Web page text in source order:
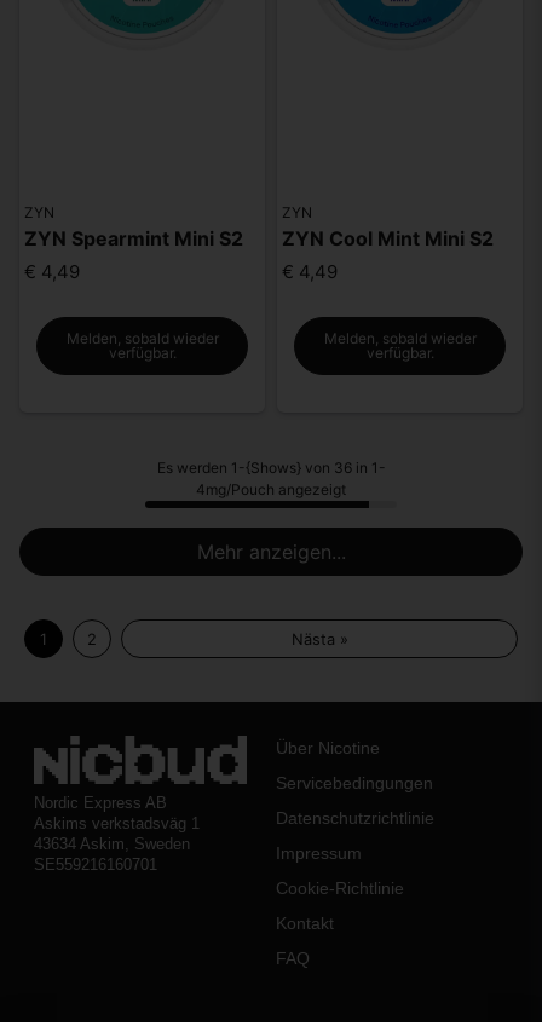
ZYN
ZYN Spearmint Mini S2
€ 4,49
Melden, sobald wieder
verfügbar.
ZYN
ZYN Cool Mint Mini S2
€ 4,49
Melden, sobald wieder
verfügbar.
Es werden 1-{Shows} von 36 in 1-
4mg/Pouch angezeigt
Mehr anzeigen...
1 2 Nästa »
Nordic Express AB
Askims verkstadsväg 1
43634 Askim, Sweden
SE559216160701
Über Nicotine
Servicebedingungen
Datenschutzrichtlinie
Impressum
Cookie-Richtlinie
Kontakt
FAQ